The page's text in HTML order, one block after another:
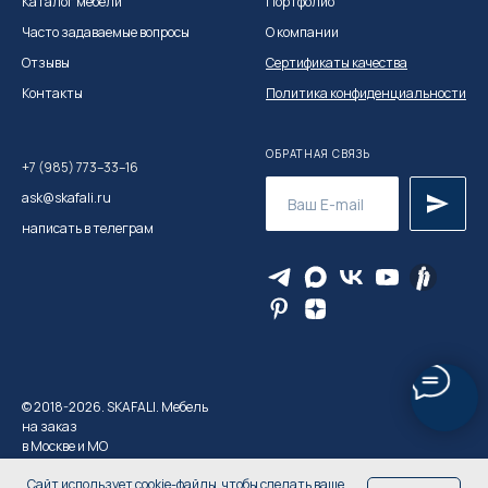
Сайт использует cookie-файлы, чтобы сделать ваше
Часто задаваемые вопросы
Отзывы
Контакты
О компании
Сертификаты качества
Политика конфиденциальности
+7 (985) 773–33–16
ask@skafali.ru
написать в телеграм
ОБРАТНАЯ СВЯЗЬ
© 2018-2026. SKAFALI. Мебель
на заказ
в Москве и МО